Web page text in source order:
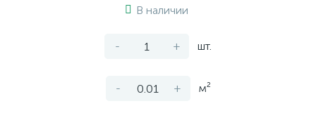
В наличии
- + шт.
- + м²